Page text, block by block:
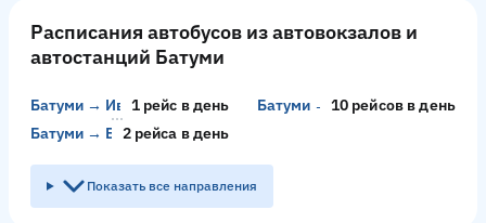
Расписания автобусов из автовокзалов и
автостанций Батуми
Батуми → Иваново1 рейс в день Батуми → Шуя10 рейсов в день
Батуми → Бургас2 рейсa в день
Показать все направления